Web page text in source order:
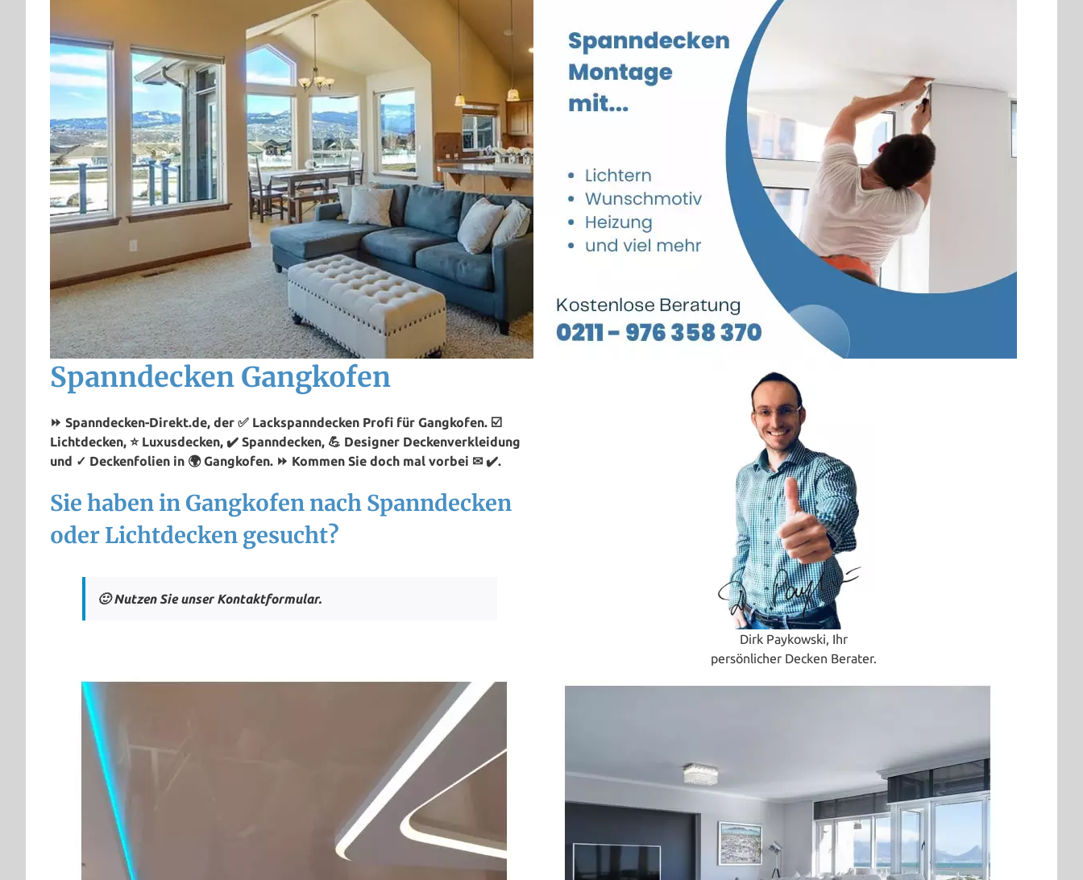
Spanndecken Gangkofen
⏩ Spanndecken-Direkt.de, der ✅ Lackspanndecken Profi für Gangkofen. ☑️
Lichtdecken, ⭐ Luxusdecken, ✔️ Spanndecken, 💪 Designer Deckenverkleidung
und ✓ Deckenfolien in 🌍 Gangkofen. ⏩ Kommen Sie doch mal vorbei ✉ ✔️.
Sie haben in Gangkofen nach Spanndecken
oder Lichtdecken gesucht?
🙂 Nutzen Sie unser Kontaktformular.
Dirk Paykowski, Ihr
persönlicher Decken Berater.